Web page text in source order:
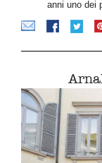
anni uno dei